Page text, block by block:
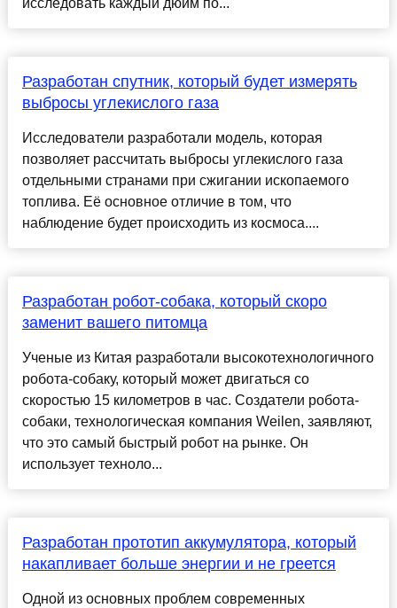
исследовать каждый дюйм по...
Разработан спутник, который будет измерять
выбросы углекислого газа
Исследователи разработали модель, которая
позволяет рассчитать выбросы углекислого газа
отдельными странами при сжигании ископаемого
топлива. Её основное отличие в том, что
наблюдение будет происходить из космоса....
Разработан робот-собака, который скоро
заменит вашего питомца
Ученые из Китая разработали высокотехнологичного
робота-собаку, который может двигаться со
скоростью 15 километров в час. Создатели робота-
собаки, технологическая компания Weilen, заявляют,
что это самый быстрый робот на рынке. Он
использует техноло...
Разработан прототип аккумулятора, который
накапливает больше энергии и не греется
Одной из основных проблем современных